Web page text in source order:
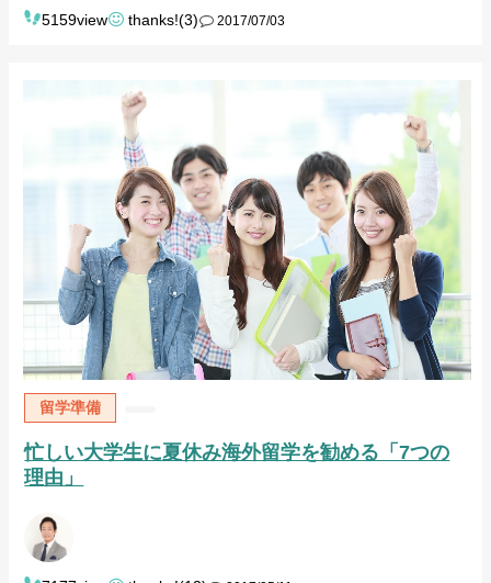
5159view thanks!(3) 2017/07/03
留学準備
忙しい大学生に夏休み海外留学を勧める「7つの
理由」